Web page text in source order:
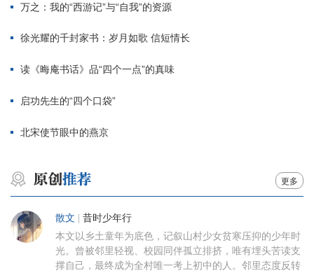
万之：我的“西游记”与“自我”的资源
徐光耀的千封家书：岁月如歌 信短情长
读《晦庵书话》品“四个一点”的真味
启功先生的“四个口袋”
北宋使节眼中的燕京
更多
散文 昔时少年行
本文以乡土童年为底色，记叙山村少女贫寒压抑的少年时
光。曾被邻里轻视、校园同伴孤立排挤，唯有埋头苦读支
撑自己，最终成为全村唯一考上初中的人。邻里态度反转